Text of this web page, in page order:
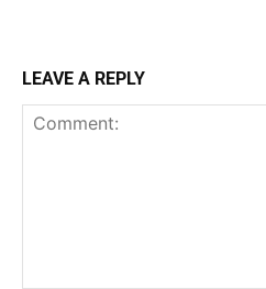
LEAVE A REPLY